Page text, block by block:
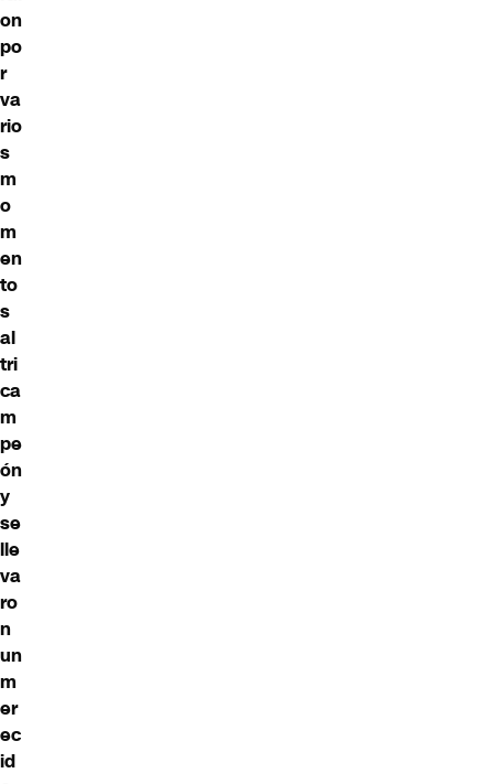
on
po
r
va
rio
s
m
o
m
en
to
s
al
tri
ca
m
pe
ón
y
se
lle
va
ro
n
un
m
er
ec
id